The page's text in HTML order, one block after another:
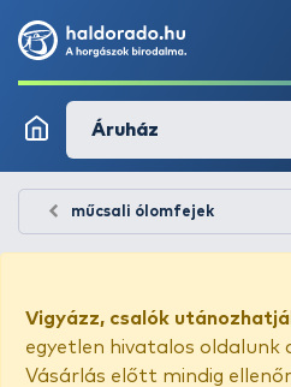
Áruház
műcsali ólomfejek
Vigyázz, csalók
egyetlen hivatalos oldalunk
Vásárlás előtt mindig